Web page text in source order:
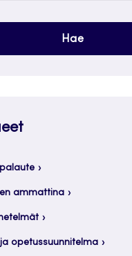
ammattina
opetussuunnitelma